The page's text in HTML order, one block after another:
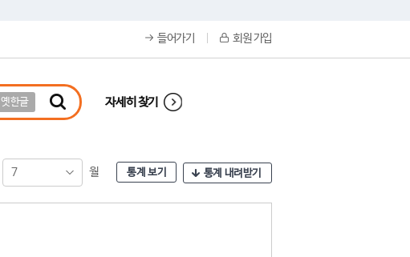
들어가기 회원 가입
옛한글 자세히 찾기
7 월 통계 보기 통계 내려받기